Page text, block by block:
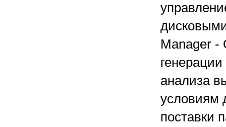
Manager
анализа
условиям
поставки